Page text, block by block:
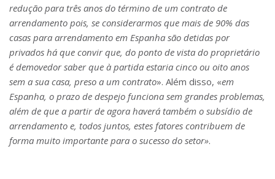
redução para três anos do término de um contrato de
arrendamento pois, se considerarmos que mais de 90% das
casas para arrendamento em Espanha são detidas por
privados há que convir que, do ponto de vista do proprietário
é demovedor saber que à partida estaria cinco ou oito anos
sem a sua casa, preso a um contrato». Além disso, «em
Espanha, o prazo de despejo funciona sem grandes problemas,
além de que a partir de agora haverá também o subsídio de
arrendamento e, todos juntos, estes fatores contribuem de
forma muito importante para o sucesso do setor».